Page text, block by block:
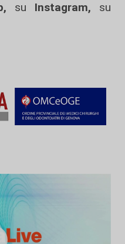
su Instagram, su